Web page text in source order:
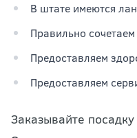
В штате имеются
Правильно сочетаем
Предоставляем
Предоставляем
Заказывайте